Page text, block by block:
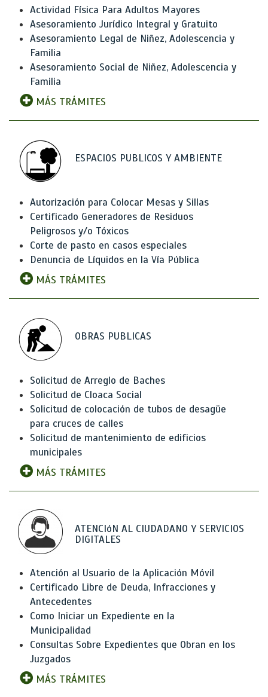
Actividad Física Para Adultos Mayores
Asesoramiento Jurídico Integral y Gratuito
Asesoramiento Legal de Niñez, Adolescencia y
Familia
Asesoramiento Social de Niñez, Adolescencia y
Familia
MÁS TRÁMITES
ESPACIOS PUBLICOS Y AMBIENTE
Autorización para Colocar Mesas y Sillas
Certificado Generadores de Residuos
Peligrosos y/o Tóxicos
Corte de pasto en casos especiales
Denuncia de Líquidos en la Vía Pública
MÁS TRÁMITES
OBRAS PUBLICAS
Solicitud de Arreglo de Baches
Solicitud de Cloaca Social
Solicitud de colocación de tubos de desagüe
para cruces de calles
Solicitud de mantenimiento de edificios
municipales
MÁS TRÁMITES
ATENCIóN AL CIUDADANO Y SERVICIOS
DIGITALES
Atención al Usuario de la Aplicación Móvil
Certificado Libre de Deuda, Infracciones y
Antecedentes
Como Iniciar un Expediente en la
Municipalidad
Consultas Sobre Expedientes que Obran en los
Juzgados
MÁS TRÁMITES